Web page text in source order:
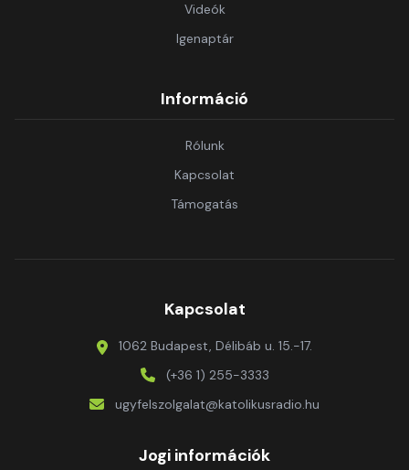
Videók
Igenaptár
Információ
Rólunk
Kapcsolat
Támogatás
Kapcsolat
1062 Budapest, Délibáb u. 15.-17.
(+36 1) 255-3333
ugyfelszolgalat@katolikusradio.hu
Jogi információk